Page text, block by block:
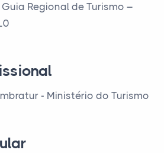
Regional de Turismo –
- Ministério do Turismo